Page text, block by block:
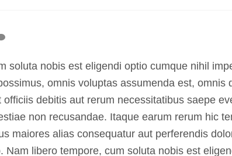
soluta nobis est eligendi optio cumque nihil
omnis voluptas assumenda est, omnis
debitis aut rerum necessitatibus saepe
non recusandae. Itaque earum rerum hic
maiores alias consequatur aut perferendis
Nam libero tempore, cum soluta nobis est